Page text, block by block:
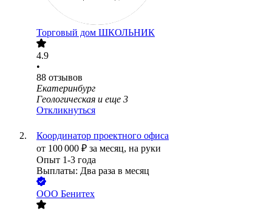
Торговый дом ШКОЛЬНИК
4.9
•
88 отзывов
Екатеринбург
Геологическая и еще 3
Откликнуться
Координатор проектного офиса
от 100 000 ₽ за месяц, на руки
Опыт 1-3 года
Выплаты: Два раза в месяц
ООО Бенитех